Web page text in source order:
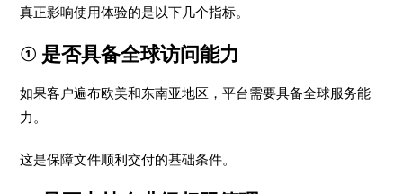
真正影响使用体验的是以下几个指标。
① 是否具备全球访问能力
如果客户遍布欧美和东南亚地区，平台需要具备全球服务能
力。
这是保障文件顺利交付的基础条件。